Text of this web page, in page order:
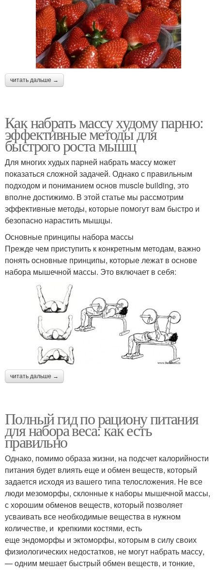
читать дальше →
Как набрать массу худому парню:
эффективные методы для
быстрого роста мышц
Для многих худых парней набрать массу может
показаться сложной задачей. Однако с правильным
подходом и пониманием основ muscle building, это
вполне достижимо. В этой статье мы рассмотрим
эффективные методы, которые помогут вам быстро и
безопасно нарастить мышцы.
Основные принципы набора массы
Прежде чем приступить к конкретным методам, важно
понять основные принципы, которые лежат в основе
набора мышечной массы. Это включает в себя:
читать дальше →
Полный гид по рациону питания
для набора веса: как есть
правильно
Однако, помимо образа жизни, на подсчет калорийности
питания будет влиять еще и обмен веществ, который
задается исходя из вашего типа телосложения. Не все
люди мезоморфы, склонные к наборы мышечной массы,
с хорошим обменов веществ, который позволяет
усваивать все необходимые вещества в нужном
количестве, и крепкими костями, есть
еще эндоморфы и эктоморфы, которым в силу своих
физиологических недостатков, не могут набрать массу,
— одним мешает быстрый обмен веществ, и тонкие,